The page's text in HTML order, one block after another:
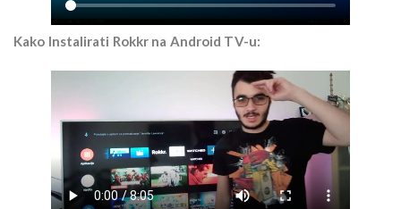
Kako Instalirati Rokkr na Android TV-u: